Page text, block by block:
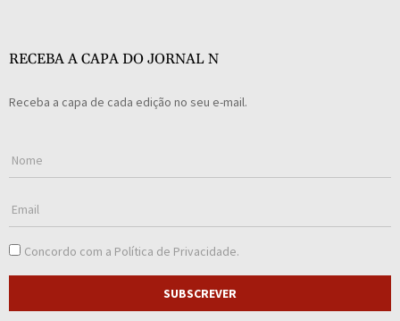
RECEBA A CAPA DO JORNAL N
Receba a capa de cada edição no seu e-mail.
Concordo com a Política de Privacidade.
SUBSCREVER